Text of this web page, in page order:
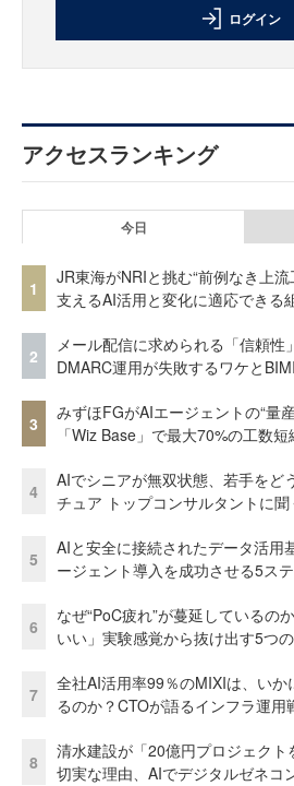
ログイン
アクセスランキング
今日
1
JR東海がNRIと挑む“前例なき上
支えるAI活用と変化に適応できる
2
メール配信に求められる「信頼性
DMARC運用が失敗するワケと
3
みずほFGがAIエージェントの“量
「Wiz Base」で最大70%の工数短
4
AIでシニアが無双状態、若手をど
チュア トップコンサルタントに聞
5
AIと安全に接続されたデータ活用
ージェント導入を成功させる5ス
6
なぜ“PoC疲れ”が蔓延しているの
いい」実験感覚から抜け出す5つ
7
全社AI活用率99％のMIXIは、い
るのか？CTOが語るインフラ運用
8
清水建設が「20億円プロジェク
切実な理由、AIでデジタルゼネコ